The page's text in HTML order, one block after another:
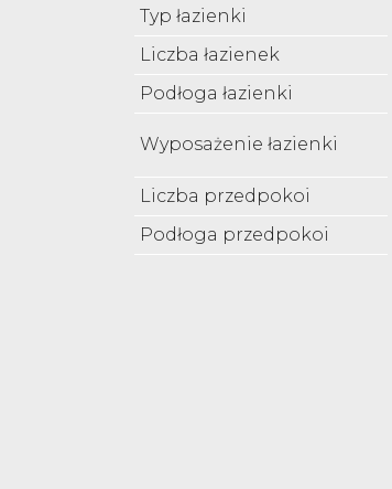
Typ łazienki
Liczba łazienek
Podłoga łazienki
Wyposażenie łazienki
Liczba przedpokoi
Podłoga przedpokoi